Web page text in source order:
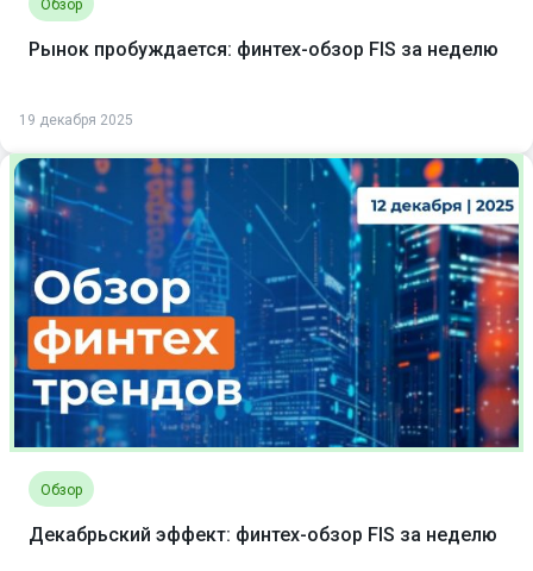
Обзор
Рынок пробуждается: финтех-обзор FIS за неделю
19 декабря 2025
Обзор
Декабрьский эффект: финтех-обзор FIS за неделю